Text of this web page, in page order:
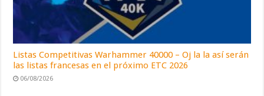
Listas Competitivas Warhammer 40000 – Oj la la así serán
las listas francesas en el próximo ETC 2026
06/08/2026